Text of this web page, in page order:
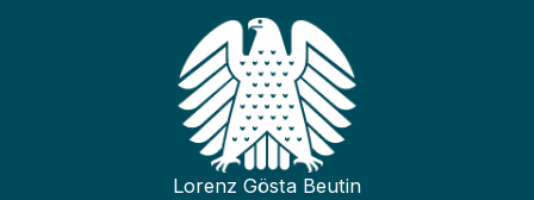
Lorenz Gösta Beutin